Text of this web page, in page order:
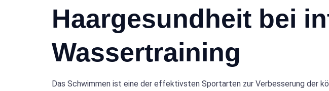
Haargesundheit bei
Wassertraining
Das Schwimmen ist eine der effektivsten Sportarten zur Verbesserung der